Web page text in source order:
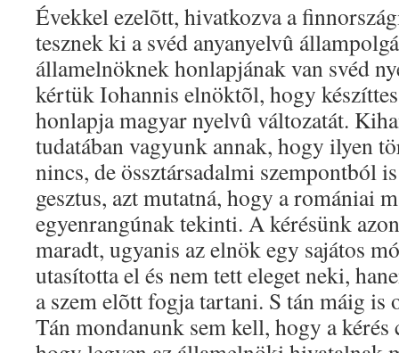
Évekkel ezelõtt, hivatkozva a
tesznek ki a svéd anyanyelvû
államelnöknek honlapjának van svéd
kértük Iohannis elnöktõl, hogy
honlapja magyar nyelvû változatát.
tudatában vagyunk annak, hogy ilyen
nincs, de össztársadalmi szempontból
gesztus, azt mutatná, hogy a romániai
egyenrangúnak tekinti. A kérésünk
maradt, ugyanis az elnök egy sajátos
utasította el és nem tett eleget neki,
a szem elõtt fogja tartani. S tán máig is
Tán mondanunk sem kell, hogy a kérés